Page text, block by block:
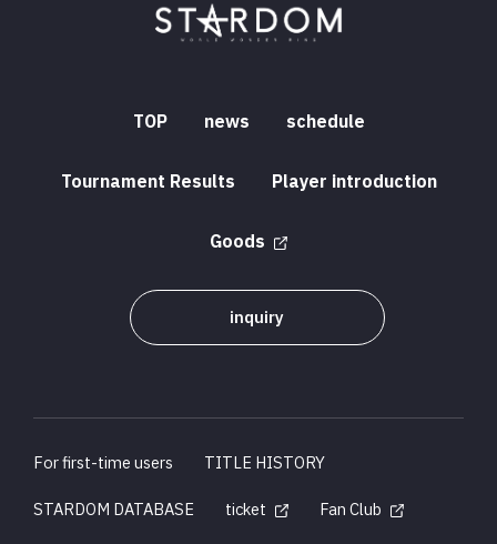
TOP news schedule
Tournament Results Player introduction
Goods
inquiry
For first-time users
TITLE HISTORY
STARDOM DATABASE
ticket
Fan Club